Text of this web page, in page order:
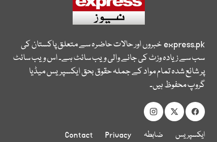
express.pkخبروں اور حالات حاضرہ سے متعلق پاکستان کی
سب سے زیادہ وزٹ کی جانے والی ویب سائٹ ہے۔ اس ویب سائٹ
پر شائع شدہ تمام مواد کے جملہ حقوق بحق ایکسپریس میڈیا
گروپ محفوظ ہیں۔
ایکسپریس
ضابطہ
Privacy
Contact